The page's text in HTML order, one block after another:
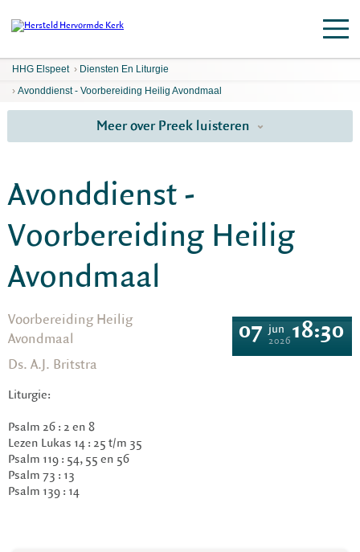
HHG Elspeet › Diensten En Liturgie
› Avonddienst - Voorbereiding Heilig Avondmaal
Meer over Preek luisteren
Avonddienst -
Voorbereiding Heilig
Avondmaal
Voorbereiding Heilig
Avondmaal
07 jun
202618:30
Ds. A.J. Britstra
Liturgie:
Psalm 26 : 2 en 8
Lezen Lukas 14 : 25 t/m 35
Psalm 119 : 54, 55 en 56
Psalm 73 : 13
Psalm 139 : 14